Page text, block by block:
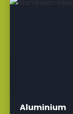
Aluminium
a